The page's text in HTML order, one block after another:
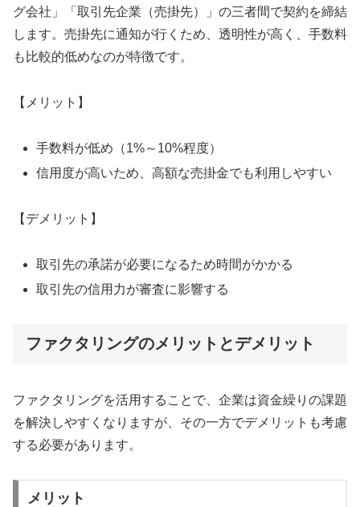
グ会社」「取引先企業（売掛先）」の三者間で契約を締結
します。売掛先に通知が行くため、透明性が高く、手数料
も比較的低めなのが特徴です。
【メリット】
手数料が低め（1%～10%程度）
信用度が高いため、高額な売掛金でも利用しやすい
【デメリット】
取引先の承諾が必要になるため時間がかかる
取引先の信用力が審査に影響する
ファクタリングのメリットとデメリット
ファクタリングを活用することで、企業は資金繰りの課題
を解決しやすくなりますが、その一方でデメリットも考慮
する必要があります。
メリット